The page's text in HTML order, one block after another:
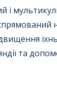
і
та